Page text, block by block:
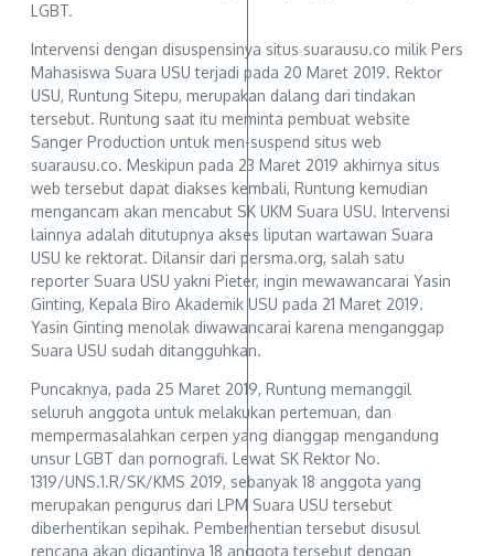
LGBT.
Intervensi dengan disuspensinya situs suarausu.co milik Pers
Mahasiswa Suara USU terjadi pada 20 Maret 2019. Rektor
USU, Runtung Sitepu, merupakan dalang dari tindakan
tersebut. Runtung saat itu meminta pembuat website
Sanger Production untuk men-suspend situs web
suarausu.co. Meskipun pada 23 Maret 2019 akhirnya situs
web tersebut dapat diakses kembali, Runtung kemudian
mengancam akan mencabut SK UKM Suara USU. Intervensi
lainnya adalah ditutupnya akses liputan wartawan Suara
USU ke rektorat. Dilansir dari persma.org, salah satu
reporter Suara USU yakni Pieter, ingin mewawancarai Yasin
Ginting, Kepala Biro Akademik USU pada 21 Maret 2019.
Yasin Ginting menolak diwawancarai karena menganggap
Suara USU sudah ditangguhkan.
Puncaknya, pada 25 Maret 2019, Runtung memanggil
seluruh anggota untuk melakukan pertemuan, dan
mempermasalahkan cerpen yang dianggap mengandung
unsur LGBT dan pornografi. Lewat SK Rektor No.
1319/UNS.1.R/SK/KMS 2019, sebanyak 18 anggota yang
merupakan pengurus dari LPM Suara USU tersebut
diberhentikan sepihak. Pemberhentian tersebut disusul
rencana akan digantinya 18 anggota tersebut dengan